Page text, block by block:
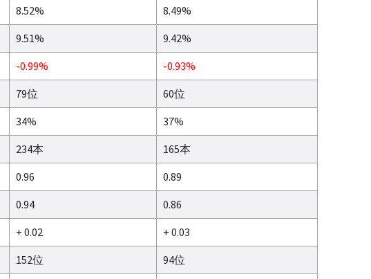
8.52%
8.49%
9.51%
9.42%
-0.99%
-0.93%
79位
60位
34%
37%
234本
165本
0.96
0.89
0.94
0.86
+ 0.02
+ 0.03
152位
94位